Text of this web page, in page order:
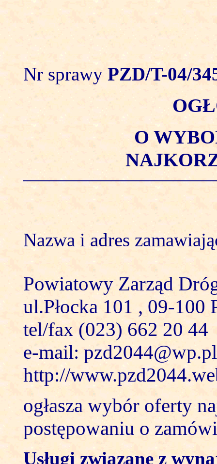
Nr sprawy PZD/T-04/
O
Nazwa i adres
Powiatowy Zarząd
ul.Płocka 101 , 09-100
tel/fax (023) 662 20 44
e-mail: pzd2044@wp.pl
http://
ogłasza wybór oferty
postępowaniu o
Usługi związane z